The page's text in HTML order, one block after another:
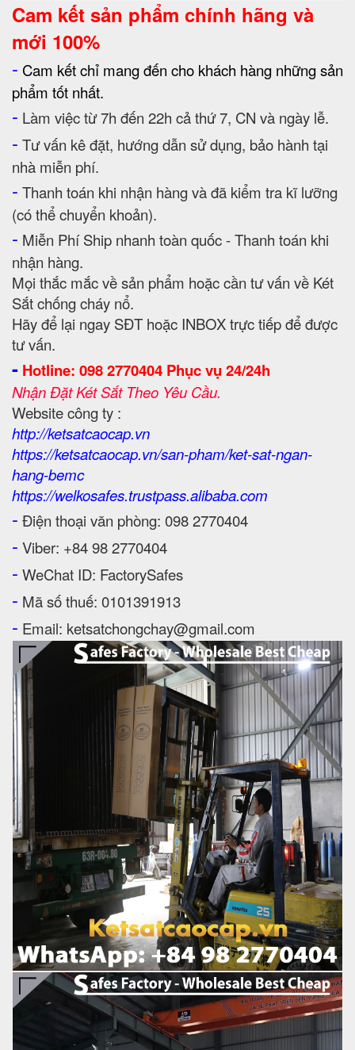
Cam kết sản phẩm chính hãng và
mới 100%
- Cam kết chỉ mang đến cho khách hàng những sản
phẩm tốt nhất.
- Làm việc từ 7h đến 22h cả thứ 7, CN và ngày lễ.
- Tư vấn kê đặt, hướng dẫn sử dụng, bảo hành tại
nhà miễn phí.
- Thanh toán khi nhận hàng và đã kiểm tra kĩ lưỡng
(có thể chuyển khoản).
- Miễn Phí Ship nhanh toàn quốc - Thanh toán khi
nhận hàng.
Mọi thắc mắc về sản phẩm hoặc cần tư vấn về Két
Sắt chống cháy nổ.
Hãy để lại ngay SĐT hoặc INBOX trực tiếp để được
tư vấn.
- Hotline: 098 2770404 Phục vụ 24/24h
Nhận Đặt Két Sắt Theo Yêu Cầu.
Website công ty :
http://ketsatcaocap.vn
https://ketsatcaocap.vn/san-pham/ket-sat-ngan-
hang-bemc
https://welkosafes.trustpass.alibaba.com
- Điện thoại văn phòng: 098 2770404
- Viber: +84 98 2770404
- WeChat ID: FactorySafes
- Mã số thuế: 0101391913
- Email: ketsatchongchay@gmail.com